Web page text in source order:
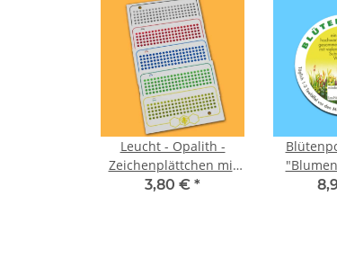
Leucht - Opalith -
Zeichenplättchen mit
Nummern: Farbe Grün
3,80 € *